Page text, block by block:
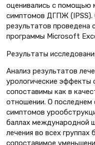
оценивались с помощью
симптомов ДГПЖ (IPSS).
результатов
программы Microsoft
Результаты
Анализ результатов
урологические эффекты
сопоставимы как в
отношении. О последнем
симптомов
баллах международной
лечения во всех
сопоставимое